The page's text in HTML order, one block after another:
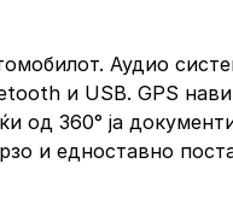
Аудио
и USB. GPS
360° ја
и едноставно